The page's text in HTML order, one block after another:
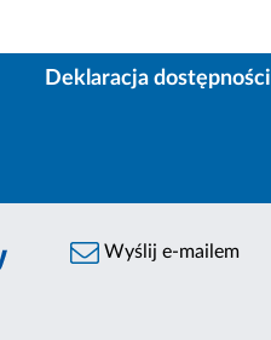
Deklaracja dostępności
Wyślij e-mailem